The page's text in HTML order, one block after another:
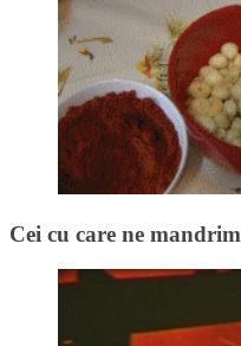
Cei cu care ne mandrim